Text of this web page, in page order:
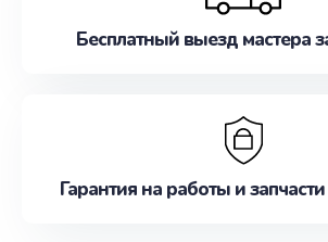
Бесплатный выезд мастера
Гарантия на работы и